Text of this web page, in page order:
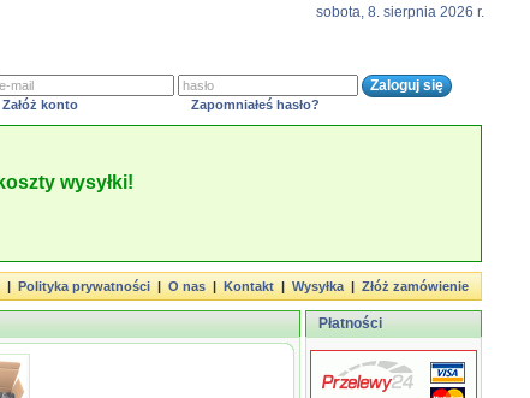
sobota, 8. sierpnia 2026 r.
Załóż konto Zapomniałeś hasło?
wysyłki!
|Polityka prywatności|O nas|Kontakt|Wysyłka|Złóż zamówienie
Płatności